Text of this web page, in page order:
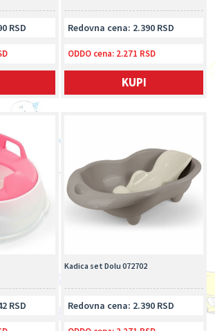
Redovna cena: 2.390 RSD
ODDO cena: 2.271 RSD
KUPI
RSD
Kadica set Dolu 072702
Redovna cena: 2.390 RSD
RSD